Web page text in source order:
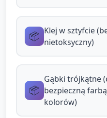
— wspieranie
Dzieci przyklejają
📦 Klej w sztyfcie
nietoksyczny)
📦
Gąbki trójkątne
bezpieczną
kolorów)